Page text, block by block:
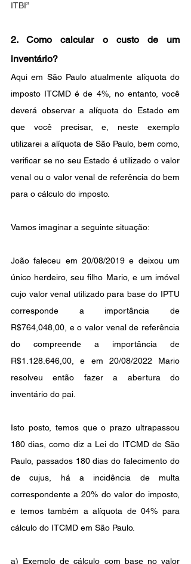
ITBI”
2. Como calcular o custo de um
inventário?
Aqui em São Paulo atualmente alíquota do
imposto ITCMD é de 4%, no entanto, você
deverá observar a alíquota do Estado em
que você precisar, e, neste exemplo
utilizarei a alíquota de São Paulo, bem como,
verificar se no seu Estado é utilizado o valor
venal ou o valor venal de referência do bem
para o cálculo do imposto.
Vamos imaginar a seguinte situação:
João faleceu em 20/08/2019 e deixou um
único herdeiro, seu filho Mario, e um imóvel
cujo valor venal utilizado para base do IPTU
corresponde a importância de
R$764,048,00, e o valor venal de referência
do compreende a importância de
R$1.128.646,00, e em 20/08/2022 Mario
resolveu então fazer a abertura do
inventário do pai.
Isto posto, temos que o prazo ultrapassou
180 dias, como diz a Lei do ITCMD de São
Paulo, passados 180 dias do falecimento do
de cujus, há a incidência de multa
correspondente a 20% do valor do imposto,
e temos também a alíquota de 04% para
cálculo do ITCMD em São Paulo.
a) Exemplo de cálculo com base no valor